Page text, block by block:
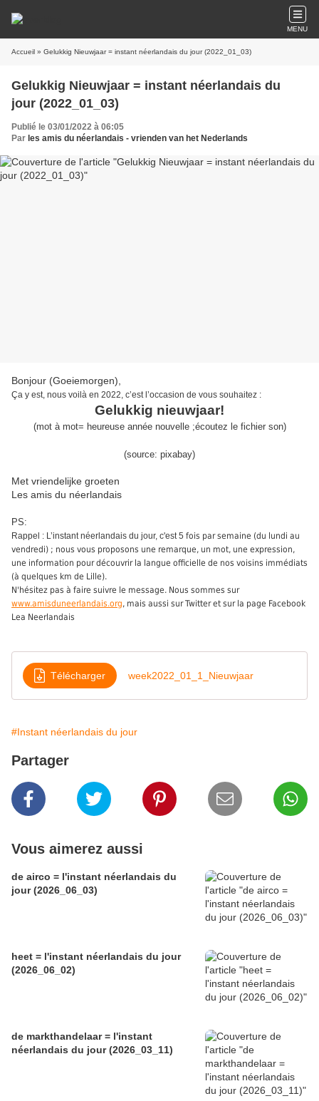
MENU
Accueil » Gelukkig Nieuwjaar = instant néerlandais du jour (2022_01_03)
Gelukkig Nieuwjaar = instant néerlandais du
jour (2022_01_03)
Publié le 03/01/2022 à 06:05
Par les amis du néerlandais - vrienden van het Nederlands
Bonjour (Goeiemorgen),
Ça y est, nous voilà en 2022, c’est l’occasion de vous souhaitez :
Gelukkig nieuwjaar!
(mot à mot= heureuse année nouvelle ;écoutez le fichier son)
(source: pixabay)
Met vriendelijke groeten
Les amis du néerlandais
PS:
Rappel : L’instant néerlandais du jour, c'est 5 fois par semaine (du lundi au
vendredi) ; nous vous proposons une remarque, un mot, une expression,
une information pour découvrir la langue officielle de nos voisins immédiats
(à quelques km de Lille).
N'hésitez pas à faire suivre le message. Nous sommes sur
www.amisduneerlandais.org, mais aussi sur Twitter et sur la page Facebook
Lea Neerlandais
Télécharger week2022_01_1_Nieuwjaar
#Instant néerlandais du jour
Partager
Vous aimerez aussi
de airco = l'instant néerlandais du
jour (2026_06_03)
heet = l'instant néerlandais du jour
(2026_06_02)
de markthandelaar = l'instant
néerlandais du jour (2026_03_11)